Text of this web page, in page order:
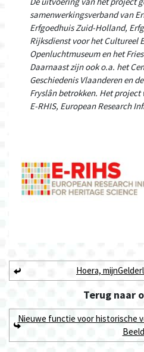
samenwerkings­verband van
Erfgoedhuis Zuid-Holland,
Rijksdienst voor het Cultureel
Openluchtmuseum en het
Daarnaast zijn ook o.a. het
Geschiedenis Vlaanderen en
Fryslân betrokken. Het
E-RHIS, European Research
Hoera,
Terug naar
Nieuwe functie voor historische
Beeld